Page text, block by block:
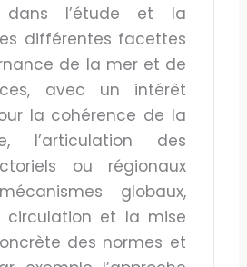
dans l’étude et la
différentes facettes
de la mer et de
avec un intérêt
la cohérence de la
l’articulation des
ou régionaux
globaux,
circulation et la mise
des normes et